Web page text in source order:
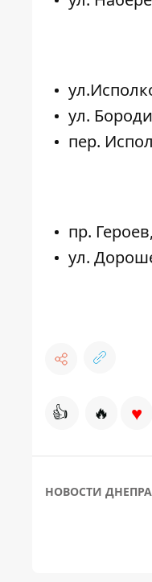
ул.
пер.
пр.
ул.
👍 🔥 ♥
НОВОСТИ ДНЕПРА